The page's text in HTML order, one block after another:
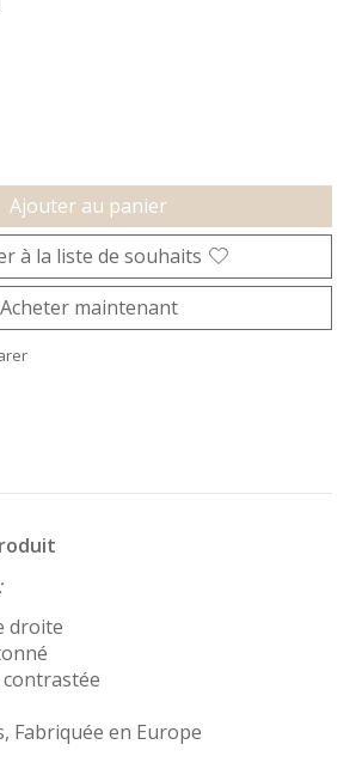
Ajouter au panier
à la liste de souhaits
Acheter maintenant
droite
contrastée
Fabriquée en Europe